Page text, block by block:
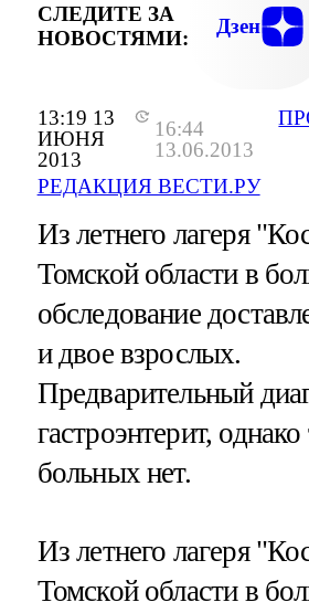
13:19 13
ИЮНЯ
2013
16:44
13.06.2013
РЕДАКЦИЯ ВЕСТИ.РУ
СЛЕДИТЕ ЗА
НОВОСТЯМИ:
Дзен
Из летнего лагеря
Томской области в
обследование
и двое взрослых.
Предварительный
гастроэнтерит,
больных нет.
Из летнего лагеря
Томской области в